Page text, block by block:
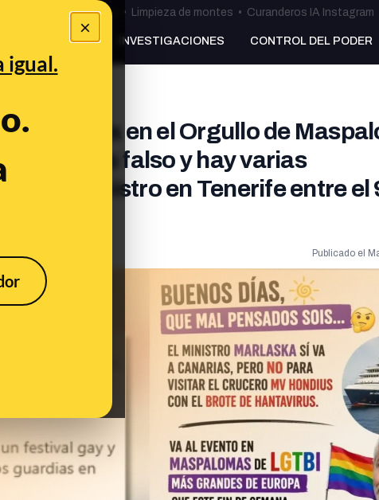
×
igual.
Bulos Ceuta • Limpieza de montes • Curanderos IA Instagram
PREBUNKING INVESTIGACIONES CONTROL DEL PODER
Marlaska en el Orgullo de
que es falso y hay varias
del ministro en Tenerife entre el
Publicado el